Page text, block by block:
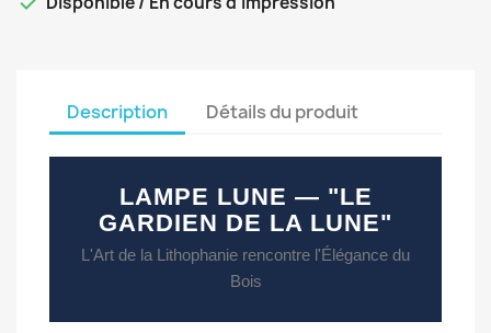
Description Détails du produit
LAMPE LUNE — "LE
GARDIEN DE LA LUNE"
L'Art de la Lithophanie rencontre l'Élégance du
Bois